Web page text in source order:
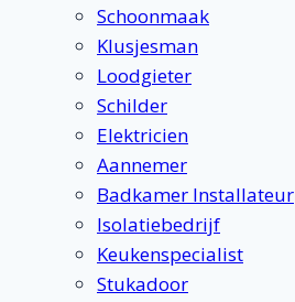
Schoonmaak
Klusjesman
Loodgieter
Schilder
Elektricien
Aannemer
Badkamer Installateur
Isolatiebedrijf
Keukenspecialist
Stukadoor